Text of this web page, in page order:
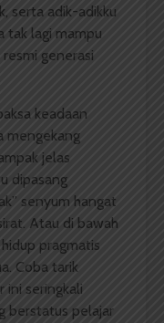
serta adik-adikku
tak lagi mampu
generasi
keadaan
mengekang
jelas
dipasang
senyum hangat
Atau di bawah
pragmatis
Coba tarik
ini seringkali
berstatus pelajar